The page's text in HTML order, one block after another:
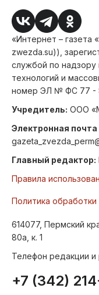
«Интернет – газета
zwezda.su)),
службой по надзору
технологий и
номер ЭЛ № ФС 77 -
Учредитель: ООО
Электронная
Главный редактор:
Правила
Политика
614077, Пермский
80а, к. 1
Телефон редакции
+7 (342)